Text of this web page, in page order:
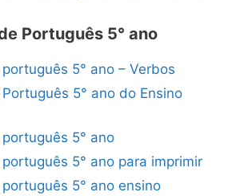
Português 5° ano
5° ano – Verbos
5° ano do Ensino
5° ano
5° ano para imprimir
5° ano ensino